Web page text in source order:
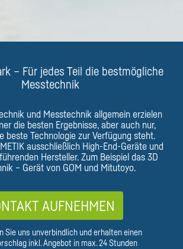
– Für jedes Teil die bestmögliche
Messtechnik
und Messtechnik allgemein erzielen
die besten Ergebnisse, aber auch nur,
beste Technologie zur Verfügung steht.
ausschließlich High-End-Geräte und
Hersteller. Zum Beispiel das 3D
– Gerät von GOM und Mitutoyo.
AUFNEHMEN
Sie uns unverbindlich und erhalten einen
inkl. Angebot in max. 24 Stunden